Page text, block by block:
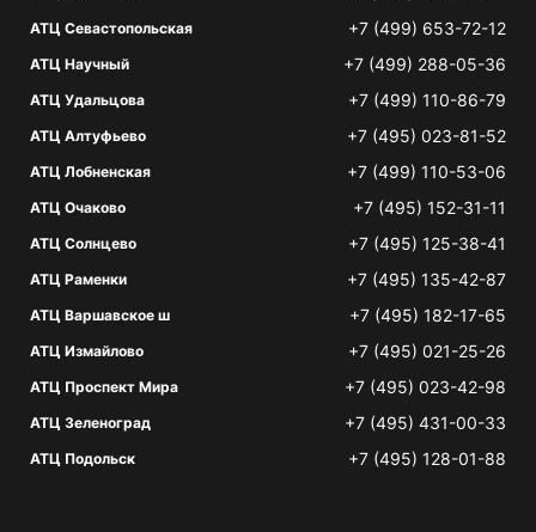
АТЦ Севастопольская +7 (499) 653-72-12
АТЦ Научный +7 (499) 288-05-36
АТЦ Удальцова +7 (499) 110-86-79
АТЦ Алтуфьево +7 (495) 023-81-52
АТЦ Лобненская +7 (499) 110-53-06
АТЦ Очаково +7 (495) 152-31-11
АТЦ Солнцево +7 (495) 125-38-41
АТЦ Раменки +7 (495) 135-42-87
АТЦ Варшавское ш +7 (495) 182-17-65
АТЦ Измайлово +7 (495) 021-25-26
АТЦ Проспект Мира +7 (495) 023-42-98
АТЦ Зеленоград +7 (495) 431-00-33
АТЦ Подольск +7 (495) 128-01-88